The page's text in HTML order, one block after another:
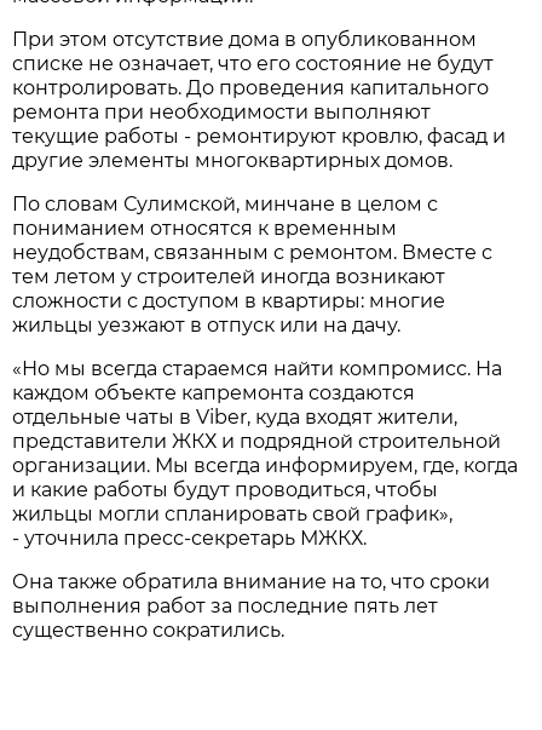
При этом отсутствие дома в опубликованном
списке не означает, что его состояние не будут
контролировать. До проведения капитального
ремонта при необходимости выполняют
текущие работы - ремонтируют кровлю, фасад и
другие элементы многоквартирных домов.
По словам Сулимской, минчане в целом с
пониманием относятся к временным
неудобствам, связанным с ремонтом. Вместе с
тем летом у строителей иногда возникают
сложности с доступом в квартиры: многие
жильцы уезжают в отпуск или на дачу.
«Но мы всегда стараемся найти компромисс. На
каждом объекте капремонта создаются
отдельные чаты в Viber, куда входят жители,
представители ЖКХ и подрядной строительной
организации. Мы всегда информируем, где, когда
и какие работы будут проводиться, чтобы
жильцы могли спланировать свой график»,
- уточнила пресс-секретарь МЖКХ.
Она также обратила внимание на то, что сроки
выполнения работ за последние пять лет
существенно сократились.